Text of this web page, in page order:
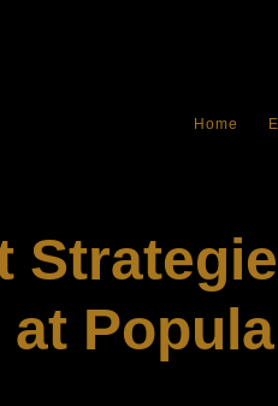
Home
at